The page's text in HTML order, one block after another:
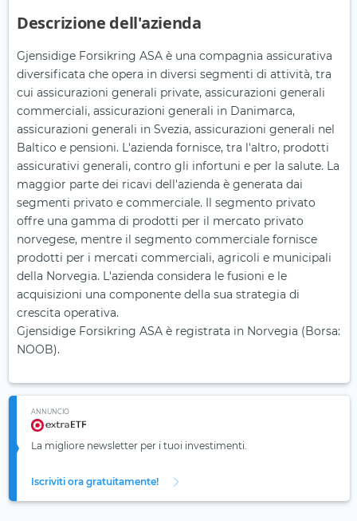
Descrizione dell'azienda
Gjensidige Forsikring ASA è una compagnia assicurativa
diversificata che opera in diversi segmenti di attività, tra
cui assicurazioni generali private, assicurazioni generali
commerciali, assicurazioni generali in Danimarca,
assicurazioni generali in Svezia, assicurazioni generali nel
Baltico e pensioni. L'azienda fornisce, tra l'altro, prodotti
assicurativi generali, contro gli infortuni e per la salute. La
maggior parte dei ricavi dell'azienda è generata dai
segmenti privato e commerciale. Il segmento privato
offre una gamma di prodotti per il mercato privato
norvegese, mentre il segmento commerciale fornisce
prodotti per i mercati commerciali, agricoli e municipali
della Norvegia. L'azienda considera le fusioni e le
acquisizioni una componente della sua strategia di
crescita operativa.
Gjensidige Forsikring ASA è registrata in Norvegia (Borsa:
NOOB).
ANNUNCIO
La migliore newsletter per i tuoi investimenti.
Iscriviti ora gratuitamente!